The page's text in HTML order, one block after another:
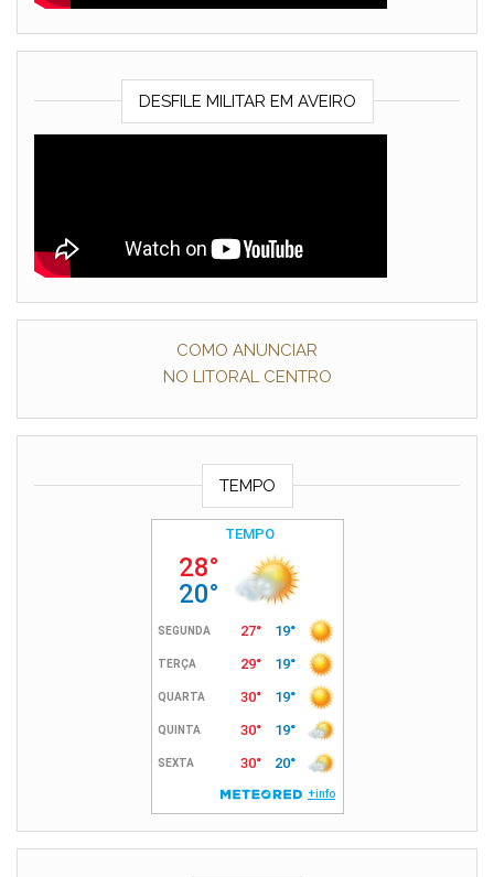
DESFILE MILITAR EM AVEIRO
COMO ANUNCIAR
NO LITORAL CENTRO
TEMPO